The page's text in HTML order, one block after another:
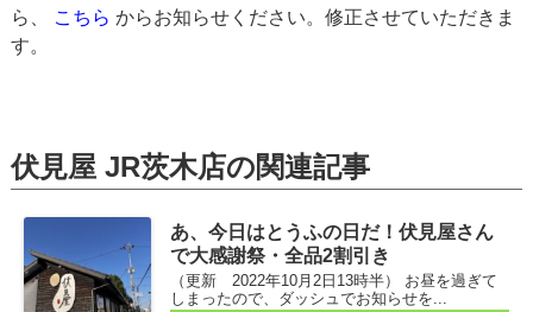
ら、 こちら からお知らせください。修正させていただきま
す。
伏見屋 JR茨木店の関連記事
あ、今日はとうふの日だ！伏見屋さん
で大感謝祭・全品2割引き
（更新 2022年10月2日13時半） お昼を過ぎて
しまったので、ダッシュでお知らせを...